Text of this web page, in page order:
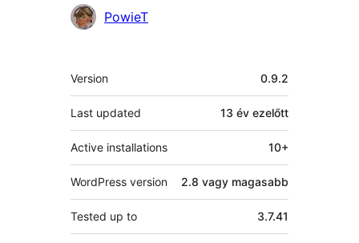
Közreműködők
PowieT
Meta
Version 0.9.2
Last updated 13 év ezelőtt
Active installations 10+
WordPress version 2.8 vagy magasabb
Tested up to 3.7.41